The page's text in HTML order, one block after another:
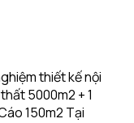
thiết kế nội
5000m2 + 1
150m2 Tại